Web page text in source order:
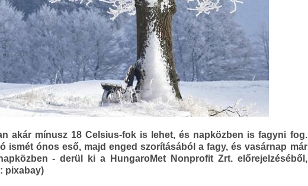
akár mínusz 18 Celsius-fok is lehet, és napközben is fagyni fog.
ismét ónos eső, majd enged szorításából a fagy, és vasárnap már
- derül ki a HungaroMet Nonprofit Zrt. előrejelzéséből,
pixabay)